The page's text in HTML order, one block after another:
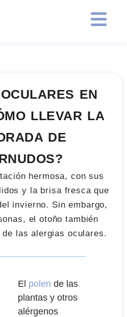
EN
LLEVAR LA
DE
hermosa, con sus
y la brisa fresca que
invierno. Sin embargo,
el otoño también
las alergias oculares.
El polen de las
plantas y otros
alérgenos